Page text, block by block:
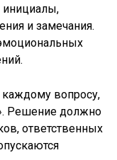
и замечания.
вопросу,
Решение должно
ответственных